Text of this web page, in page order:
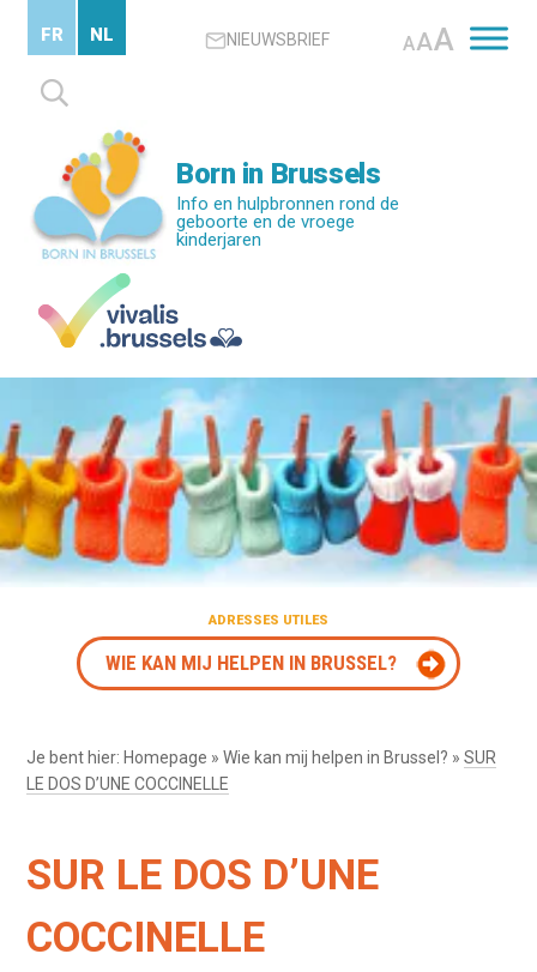
content
NIEUWSBRIEF AAA
Zoeken
naar:
FR NL
Born in Brussels
Info en hulpbronnen rond de
geboorte en de vroege
kinderjaren
ADRESSES UTILES
WIE KAN MIJ HELPEN IN BRUSSEL?
Je bent hier: Homepage »Wie kan mij helpen in Brussel? »SUR
LE DOS D’UNE COCCINELLE
SUR LE DOS D’UNE
COCCINELLE